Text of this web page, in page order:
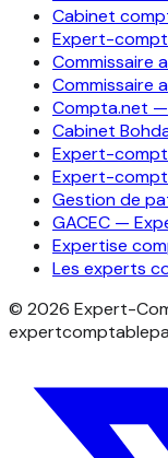
Cabinet
Expert-
Commissaire
Commissaire
Compta.net
Cabinet
Expert-
Expert-
Gestion de
GACEC —
Expertise
Les experts
© 2026 Expert-